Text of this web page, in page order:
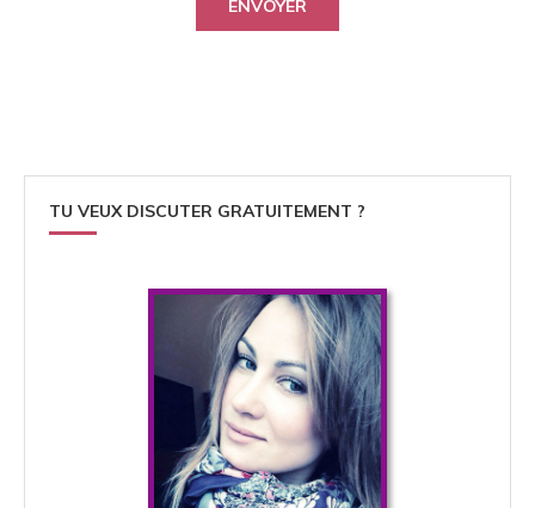
TU VEUX DISCUTER GRATUITEMENT ?